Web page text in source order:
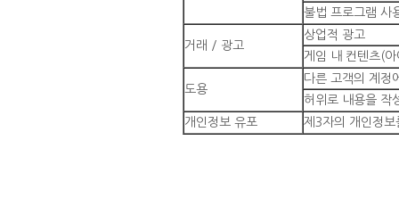
불법 프로그램 사
거래 / 광고
상업적 광고
게임 내 컨텐츠(
도용
다른 고객의 계정
허위로 내용을 작
개인정보 유포
제3자의 개인정